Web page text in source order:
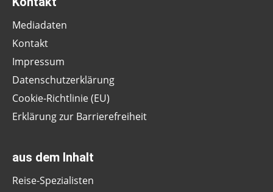
Mediadaten
Kontakt
Impressum
Datenschutzerklärung
Cookie-Richtlinie (EU)
Erklärung zur Barrierefreiheit
aus dem Inhalt
Reise-Spezialisten